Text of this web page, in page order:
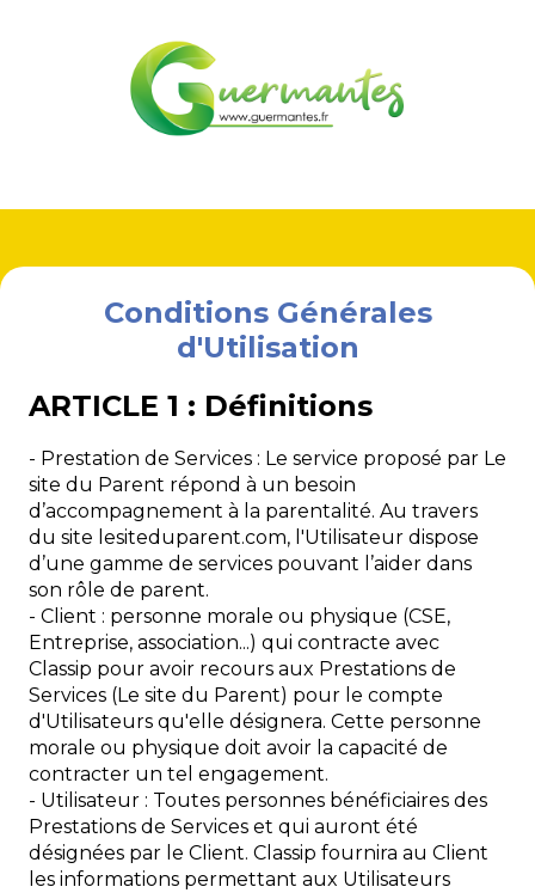
Conditions Générales
d'Utilisation
ARTICLE 1 : Définitions
- Prestation de Services : Le service proposé par Le
site du Parent répond à un besoin
d’accompagnement à la parentalité. Au travers
du site lesiteduparent.com, l'Utilisateur dispose
d’une gamme de services pouvant l’aider dans
son rôle de parent.
- Client : personne morale ou physique (CSE,
Entreprise, association...) qui contracte avec
Classip pour avoir recours aux Prestations de
Services (Le site du Parent) pour le compte
d'Utilisateurs qu'elle désignera. Cette personne
morale ou physique doit avoir la capacité de
contracter un tel engagement.
- Utilisateur : Toutes personnes bénéficiaires des
Prestations de Services et qui auront été
désignées par le Client. Classip fournira au Client
les informations permettant aux Utilisateurs